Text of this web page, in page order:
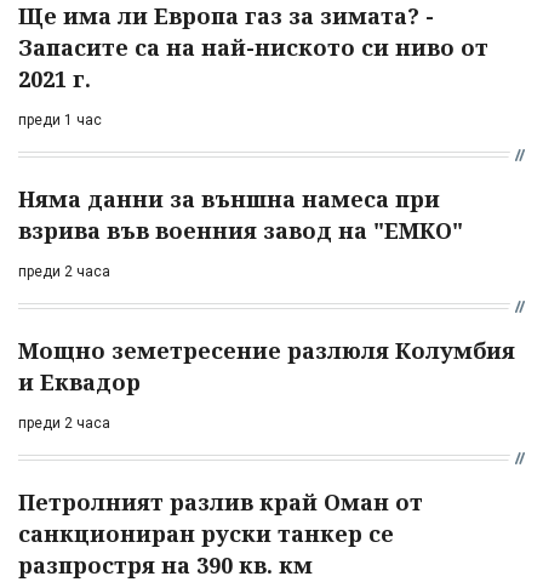
Ще има ли Европа газ за зимата? -
Запасите са на най-ниското си ниво от
2021 г.
преди 1 час
Няма данни за външна намеса при
взрива във военния завод на "ЕМКО"
преди 2 часа
Мощно земетресение разлюля Колумбия
и Еквадор
преди 2 часа
Петролният разлив край Оман от
санкциониран руски танкер се
разпростря на 390 кв. км